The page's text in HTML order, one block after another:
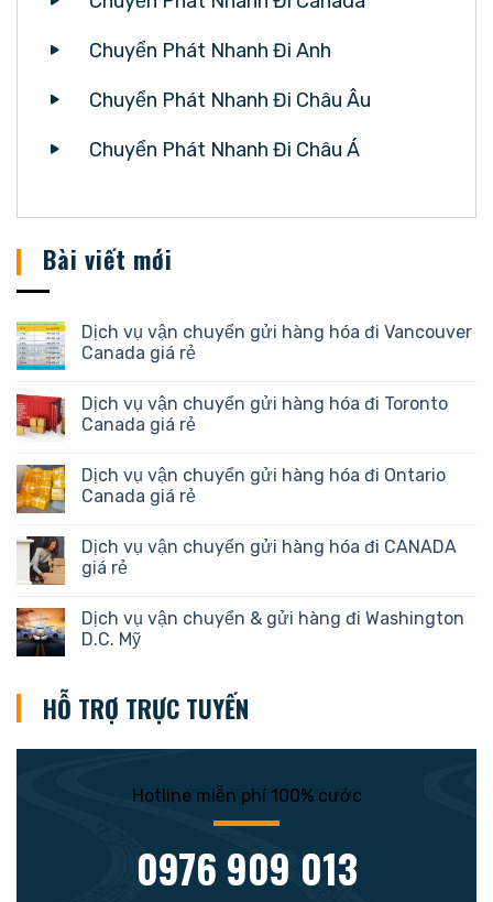
Chuyển Phát Nhanh Đi Anh
Chuyển Phát Nhanh Đi Châu Âu
Chuyển Phát Nhanh Đi Châu Á
Bài viết mới
Dịch vụ vận chuyển gửi hàng hóa đi Vancouver
Canada giá rẻ
Dịch vụ vận chuyển gửi hàng hóa đi Toronto
Canada giá rẻ
Dịch vụ vận chuyển gửi hàng hóa đi Ontario
Canada giá rẻ
Dịch vụ vận chuyển gửi hàng hóa đi CANADA
giá rẻ
Dịch vụ vận chuyển & gửi hàng đi Washington
D.C. Mỹ
HỖ TRỢ TRỰC TUYẾN
Hotline miễn phí 100% cước
0976 909 013